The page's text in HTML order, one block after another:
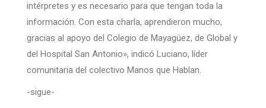
intérpretes y es necesario para que tengan toda la
información. Con esta charla, aprendieron mucho,
gracias al apoyo del Colegio de Mayagüez, de Global y
del Hospital San Antonio», indicó Luciano, líder
comunitaria del colectivo Manos que Hablan.
-sigue-